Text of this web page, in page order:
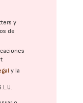
y
de
y la